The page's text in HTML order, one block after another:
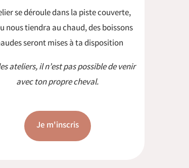
se déroule dans la piste couverte,
nous tiendra au chaud, des boissons
seront mises à ta disposition
ateliers, il n’est pas possible de venir
avec ton propre cheval.
Je m'inscris